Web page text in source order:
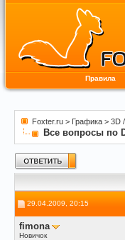
Правила
Foxter.ru > Графика > 3D
Все вопросы по
29.04.2009, 20:15
fimona
Новичок